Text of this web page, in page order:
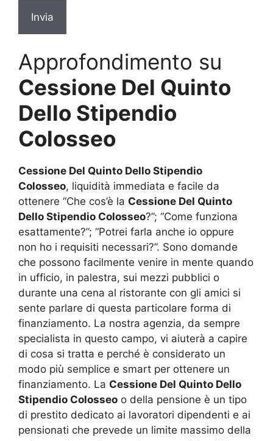
Approfondimento su
Cessione Del Quinto
Dello Stipendio
Colosseo
Cessione Del Quinto Dello Stipendio
Colosseo, liquidità immediata e facile da
ottenere “Che cos’è la Cessione Del Quinto
Dello Stipendio Colosseo?”; “Come funziona
esattamente?”; “Potrei farla anche io oppure
non ho i requisiti necessari?”. Sono domande
che possono facilmente venire in mente quando
in ufficio, in palestra, sui mezzi pubblici o
durante una cena al ristorante con gli amici si
sente parlare di questa particolare forma di
finanziamento. La nostra agenzia, da sempre
specialista in questo campo, vi aiuterà a capire
di cosa si tratta e perché è considerato un
modo più semplice e smart per ottenere un
finanziamento. La Cessione Del Quinto Dello
Stipendio Colosseo o della pensione è un tipo
di prestito dedicato ai lavoratori dipendenti e ai
pensionati che prevede un limite massimo della